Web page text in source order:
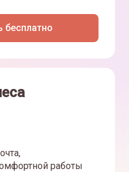
бесплатно
работы